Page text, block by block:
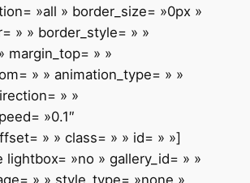
»all » border_size= »0px »
» » border_style= » »
margin_top= » »
» » animation_type= » »
» »
»0.1″
» » class= » » id= » »]
lightbox= »no » gallery_id= » »